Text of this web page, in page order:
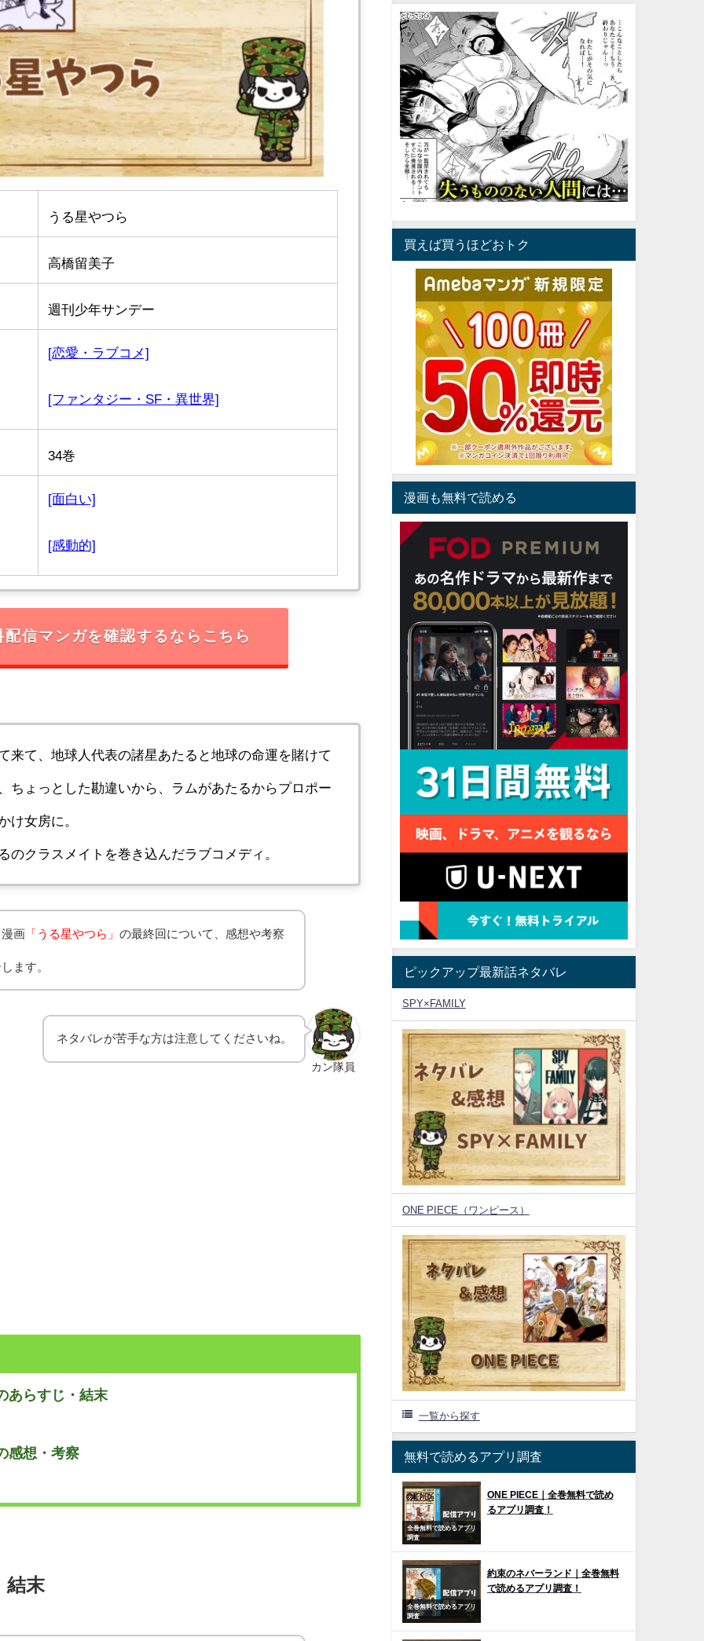
うる星やつら
高橋留美子
週刊少年サンデー
[恋愛・ラブコメ]
[ファンタジー・SF・異世界]
34巻
[面白い]
[感動的]
配信マンガを確認するならこちら
来て、地球人代表の諸星あたると地球の命運を賭けて
ちょっとした勘違いから、ラムがあたるからプロポー
け女房に。
のクラスメイトを巻き込んだラブコメディ。
画「うる星やつら」 の最終回について、感想や考察
ます。
カン隊員
ネタバレが苦手な方は注意してくださいね。
あらすじ・結末
感想・考察
結末
買えば買うほどおトク
漫画も無料で読める
ピックアップ最新話ネタバレ
SPY×FAMILY
ONE PIECE（ワンピース）
一覧から探す
無料で読めるアプリ調査
全巻無料で読めるアプリ
調査
ONE PIECE｜全巻無料で読め
るアプリ調査！
全巻無料で読めるアプリ
調査
約束のネバーランド｜全巻無料
で読めるアプリ調査！